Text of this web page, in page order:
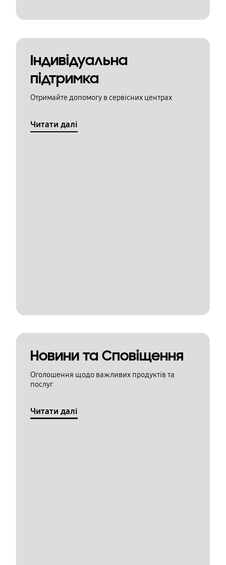
Індивідуальна
підтримка
Отримайте допомогу в сервісних центрах
Читати далі
Новини та Сповіщення
Оголошення щодо важливих продуктів та
послуг
Читати далі